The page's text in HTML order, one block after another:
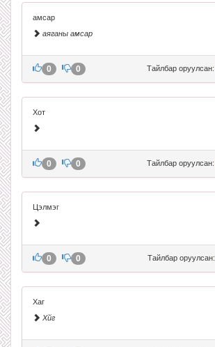
амсар
аяганы амсар
Тайлбар оруулсан:
0 0
Хот
Тайлбар оруулсан:
0 0
Цэлмэг
Тайлбар оруулсан:
0 0
Хаг
Хйг